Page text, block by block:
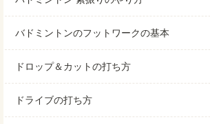
バドミントンのフットワークの基本
ドロップ＆カットの打ち方
ドライブの打ち方